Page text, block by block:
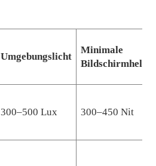
Umgebungslicht
Minimale
300–500 Lux 300–450 Nit